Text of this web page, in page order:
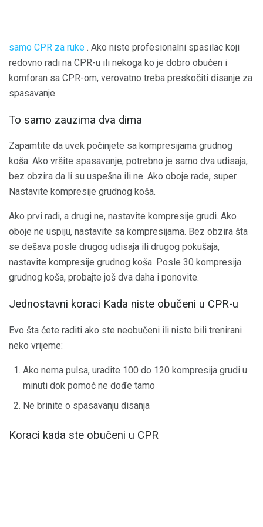
samo CPR za ruke . Ako niste profesionalni spasilac koji
redovno radi na CPR-u ili nekoga ko je dobro obučen i
komforan sa CPR-om, verovatno treba preskočiti disanje za
spasavanje.
To samo zauzima dva dima
Zapamtite da uvek počinjete sa kompresijama grudnog
koša. Ako vršite spasavanje, potrebno je samo dva udisaja,
bez obzira da li su uspešna ili ne. Ako oboje rade, super.
Nastavite kompresije grudnog koša.
Ako prvi radi, a drugi ne, nastavite kompresije grudi. Ako
oboje ne uspiju, nastavite sa kompresijama. Bez obzira šta
se dešava posle drugog udisaja ili drugog pokušaja,
nastavite kompresije grudnog koša. Posle 30 kompresija
grudnog koša, probajte još dva daha i ponovite.
Jednostavni koraci Kada niste obučeni u CPR-u
Evo šta ćete raditi ako ste neobučeni ili niste bili trenirani
neko vrijeme:
Ako nema pulsa, uradite 100 do 120 kompresija grudi u
minuti dok pomoć ne dođe tamo
Ne brinite o spasavanju disanja
Koraci kada ste obučeni u CPR